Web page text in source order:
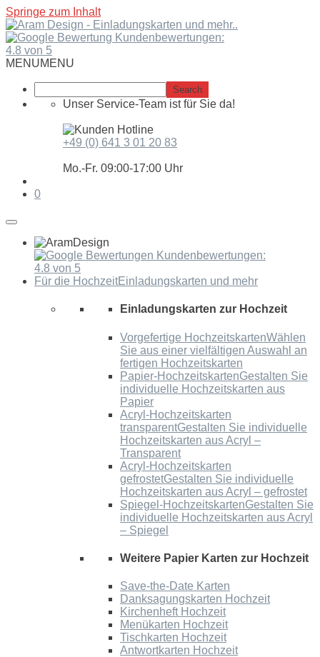
Springe zum Inhalt
Kundenbewertungen:
4.8 von 5
MENUMENU
Unser Service-Team ist für Sie da!
+49 (0) 641 3 01 20 83
Mo.-Fr. 09:00-17:00 Uhr
0
Kundenbewertungen:
4.8 von 5
Für die HochzeitEinladungskarten und mehr
Einladungskarten zur Hochzeit
Vorgefertige HochzeitskartenWählen
Sie aus einer vielfältigen Auswahl an
fertigen Hochzeitskarten
Papier-HochzeitskartenGestalten Sie
individuelle Hochzeitskarten aus
Papier
Acryl-Hochzeitskarten
transparentGestalten Sie individuelle
Hochzeitskarten aus Acryl –
Transparent
Acryl-Hochzeitskarten
gefrostetGestalten Sie individuelle
Hochzeitskarten aus Acryl – gefrostet
Spiegel-HochzeitskartenGestalten Sie
individuelle Hochzeitskarten aus Acryl
– Spiegel
Weitere Papier Karten zur Hochzeit
Save-the-Date Karten
Danksagungskarten Hochzeit
Kirchenheft Hochzeit
Menükarten Hochzeit
Tischkarten Hochzeit
Antwortkarten Hochzeit